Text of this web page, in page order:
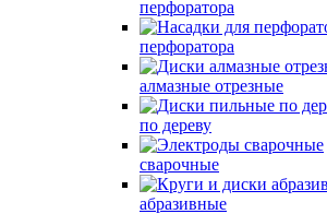
перфоратора
перфоратора
алмазные отрезные
по дереву
сварочные
абразивные